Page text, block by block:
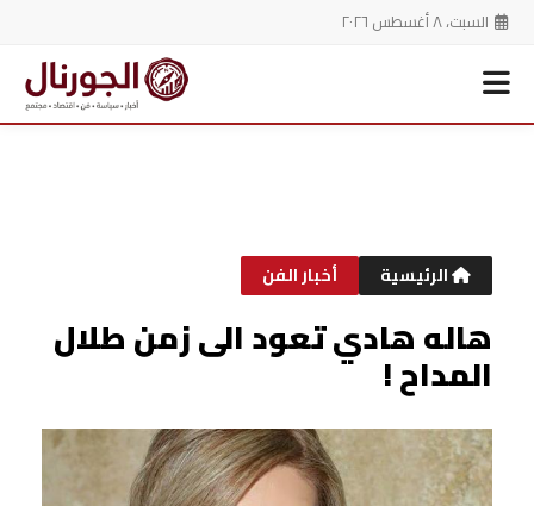
السبت، ٨ أغسطس ٢٠٢٦
الرئيسية أخبار الفن
هاله هادي تعود الى زمن طلال
المداح !